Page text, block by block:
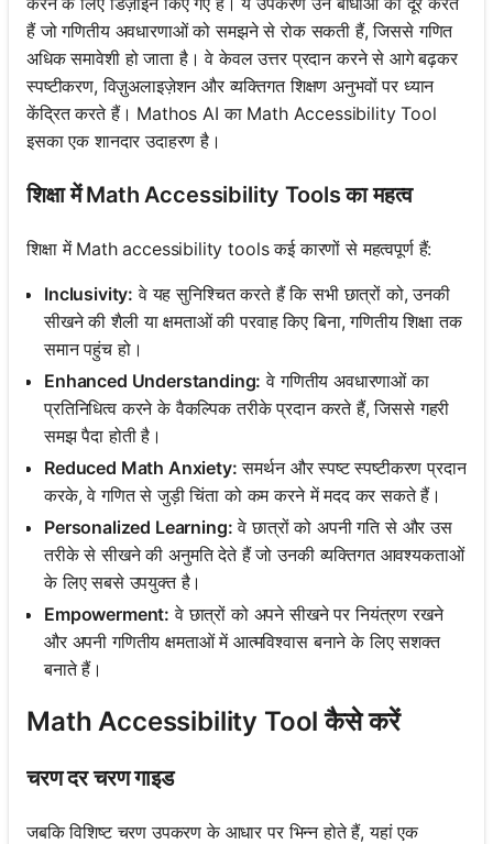
हैं जो गणितीय अवधारणाओं को समझने से रोक सकती हैं, जिससे गणित
अधिक समावेशी हो जाता है। वे केवल उत्तर प्रदान करने से आगे बढ़कर
स्पष्टीकरण, विज़ुअलाइज़ेशन और व्यक्तिगत शिक्षण अनुभवों पर ध्यान
केंद्रित करते हैं। Mathos AI का Math Accessibility Tool
इसका एक शानदार उदाहरण है।
शिक्षा में Math Accessibility Tools का महत्व
शिक्षा में Math accessibility tools कई कारणों से महत्वपूर्ण हैं:
Inclusivity: वे यह सुनिश्चित करते हैं कि सभी छात्रों को, उनकी
सीखने की शैली या क्षमताओं की परवाह किए बिना, गणितीय शिक्षा तक
समान पहुंच हो।
Enhanced Understanding: वे गणितीय अवधारणाओं का
प्रतिनिधित्व करने के वैकल्पिक तरीके प्रदान करते हैं, जिससे गहरी
समझ पैदा होती है।
Reduced Math Anxiety: समर्थन और स्पष्ट स्पष्टीकरण प्रदान
करके, वे गणित से जुड़ी चिंता को कम करने में मदद कर सकते हैं।
Personalized Learning: वे छात्रों को अपनी गति से और उस
तरीके से सीखने की अनुमति देते हैं जो उनकी व्यक्तिगत आवश्यकताओं
के लिए सबसे उपयुक्त है।
Empowerment: वे छात्रों को अपने सीखने पर नियंत्रण रखने
और अपनी गणितीय क्षमताओं में आत्मविश्वास बनाने के लिए सशक्त
बनाते हैं।
Math Accessibility Tool कैसे करें
चरण दर चरण गाइड
जबकि विशिष्ट चरण उपकरण के आधार पर भिन्न होते हैं, यहां एक